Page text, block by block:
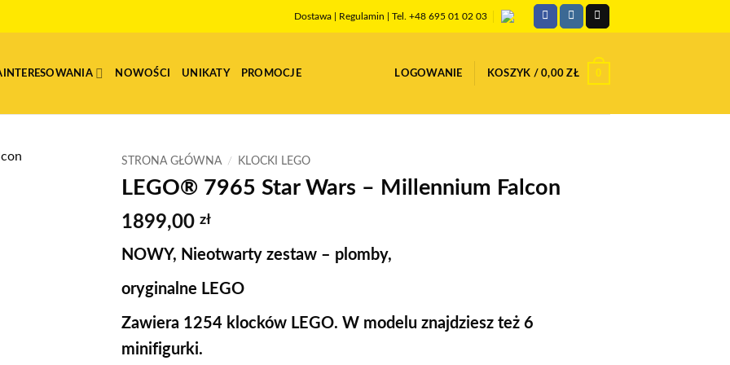
Dostawa Regulamin | Tel. +48 695 01 02 03
NOWOŚCI UNIKATY PROMOCJE LOGOWANIE KOSZYK /0,00ZŁ 0
STRONA GŁÓWNA / KLOCKI LEGO
LEGO® 7965 Star Wars – Millennium Falcon
1899,00 zł
NOWY, Nieotwarty zestaw – plomby,
oryginalne LEGO
Zawiera 1254 klocków LEGO. W modelu znajdziesz też 6
minifigurki.